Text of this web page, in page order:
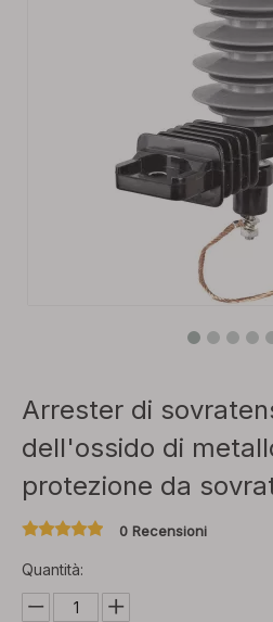
Arrester di
dell'ossido di
protezione da
0 Recensioni
Quantità: